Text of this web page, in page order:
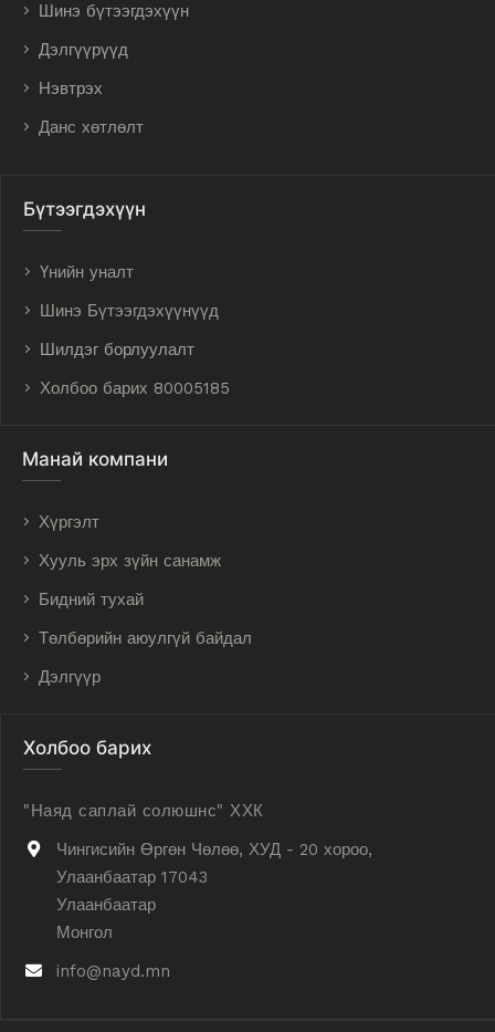
Шинэ бүтээгдэхүүн
Дэлгүүрүүд
Нэвтрэх
Данс хөтлөлт
Бүтээгдэхүүн
Үнийн уналт
Шинэ Бүтээгдэхүүнүүд
Шилдэг борлуулалт
Холбоо барих 80005185
Манай компани
Хүргэлт
Хууль эрх зүйн санамж
Бидний тухай
Төлбөрийн аюулгүй байдал
Дэлгүүр
Холбоо барих
"Наяд саплай солюшнс" ХХК
Чингисийн Өргөн Чөлөө, ХУД - 20 хороо,
Улаанбаатар 17043
Улаанбаатар
Монгол
info@nayd.mn